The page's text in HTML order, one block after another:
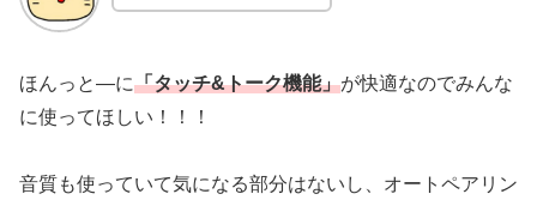
ほんっと―に「タッチ&トーク機能」が快適なのでみんな
に使ってほしい！！！
音質も使っていて気になる部分はないし、オートペアリン